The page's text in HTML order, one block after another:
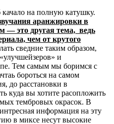
качало на полную катушку.
аранжировки в
— это другая тема, ведь
чем от крутого
сведние таким образом,
и
Тем самым мы боримся с
бороться на самом
до расстановки в
куда вы хотите расопложить
тембровых окрасок. В
информация на эту
в миксе несут высокие